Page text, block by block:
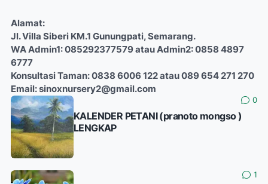
Alamat:
Jl. Villa Siberi KM.1 Gunungpati, Semarang.
WA Admin1: 085292377579 atau Admin2: 0858 4897
6777
Konsultasi Taman: 0838 6006 122 atau 089 654 271 270
Email: sinoxnursery2@gmail.com
0
KALENDER PETANI (pranoto mongso )
LENGKAP
1